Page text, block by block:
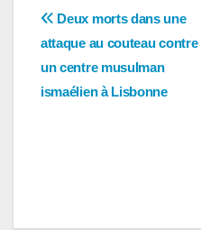
Navigation
de
l’article
Deux morts dans une
attaque au couteau contre
un centre musulman
ismaélien à Lisbonne